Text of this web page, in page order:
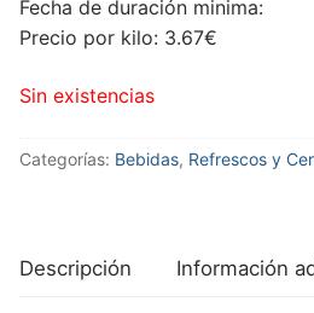
Fecha de duración minima:
Precio por kilo: 3.67€
Sin existencias
Categorías: Bebidas, Refrescos y
Descripción Información